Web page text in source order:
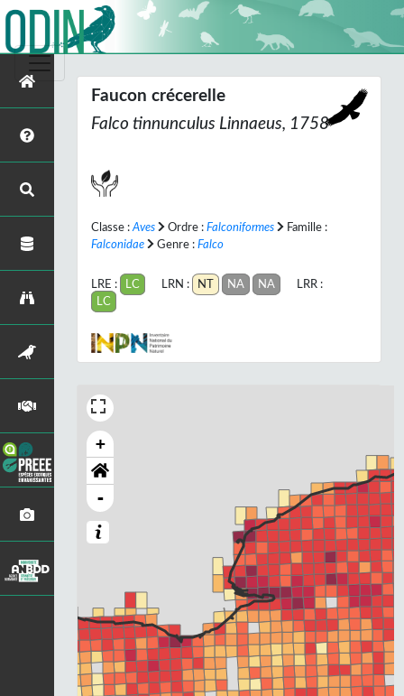
Faucon crécerelle
Falco tinnunculus Linnaeus, 1758
Classe : Aves Ordre : Falconiformes
Famille :
Falconidae
Genre : Falco
LRE : LC LRN : NT NA NA
LRR :
LC
+
-